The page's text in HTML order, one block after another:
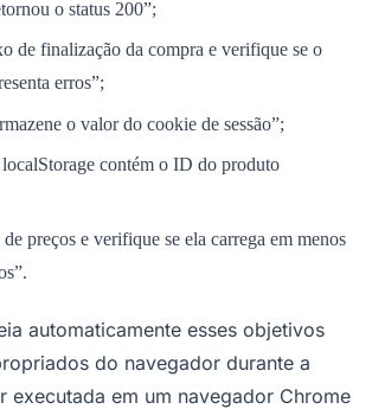
o status 200”;
de finalização da compra e verifique se o
erros”;
o valor do cookie de sessão”;
contém o ID do produto
preços e verifique se ela carrega em menos
automaticamente esses objetivos
do navegador durante a
executada em um navegador Chrome